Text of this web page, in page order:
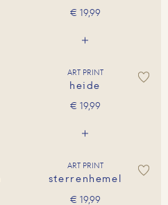
€ 19,99
ART PRINT
heide
€ 19,99
ART PRINT
sterrenhemel
€ 19,99